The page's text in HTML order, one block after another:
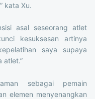
kata Xu.
asal seseorang atlet
kesuksesan artinya
saya supaya
atlet.”
sebagai pemain
elemen menyenangkan